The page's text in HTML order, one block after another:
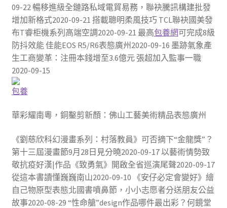
09-22 暢移進級全鏈路私域電貿易務，聯袂騰訊構建批發
增加新格式2020-09-21 搭載聰明柔風技巧 TCL聯袂國美發
布T睿柜機系列高端空調2020-09-21 最高包養網可完成8級
防抖效能 佳能EOS R5/R6表態廣州2020-09-16 墨跡氣象產
生工商變革：注冊本錢增至3.6億元 張超加入監事一職
2020-09-15
包養
華彩耀南粵，銅鑿剪新顏：佛山工藝美術精品表態廣州
《劉慈欣科幻漫畫系列：村落教員》可否摘下“金龍獎”？
第十三屆漫畫節9月28日見分曉2020-09-17 以藝術情勢致
敬抗疫好漢|作品《致勇氣》開啟全省巡演尾聲2020-09-17
從這本書讀懂巍巍南山2020-09-10 《安仔必定會變好》繪
自己物原型表態北國書噴鼻節，小小志愿者分送朋友公益
故事2020-08-29 “性命艙”design作品哪件最出彩？何鏡堂